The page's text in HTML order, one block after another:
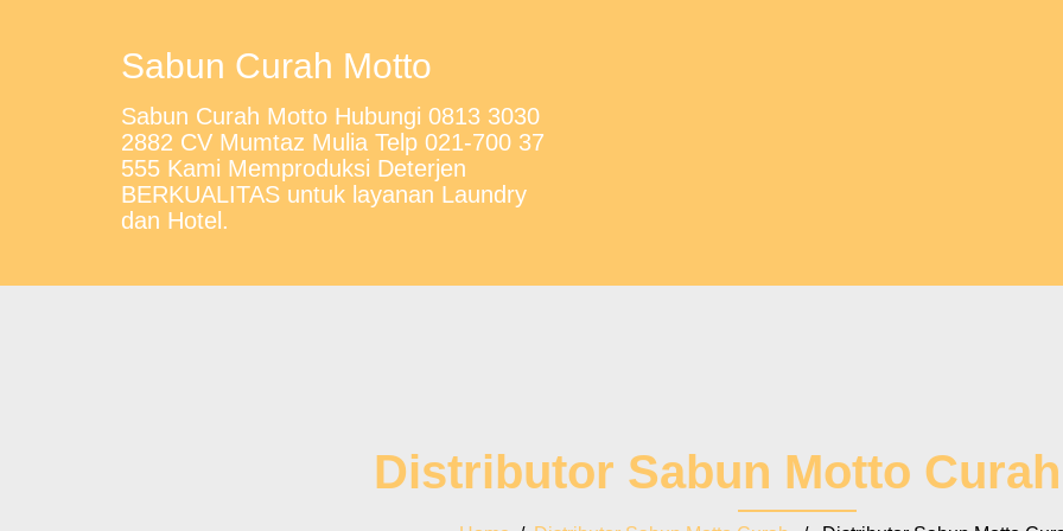
Sabun Curah Motto
Sabun Curah Motto Hubungi 0813 3030
2882 CV Mumtaz Mulia Telp 021-700 37
555 Kami Memproduksi Deterjen
BERKUALITAS untuk layanan Laundry
dan Hotel.
Distributor Sabun Motto